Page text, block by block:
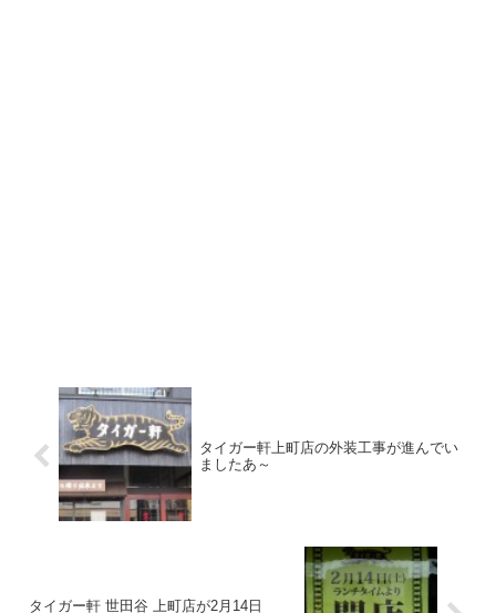
タイガー軒上町店の外装工事が進んでい
ましたあ～
タイガー軒 世田谷 上町店が2月14日